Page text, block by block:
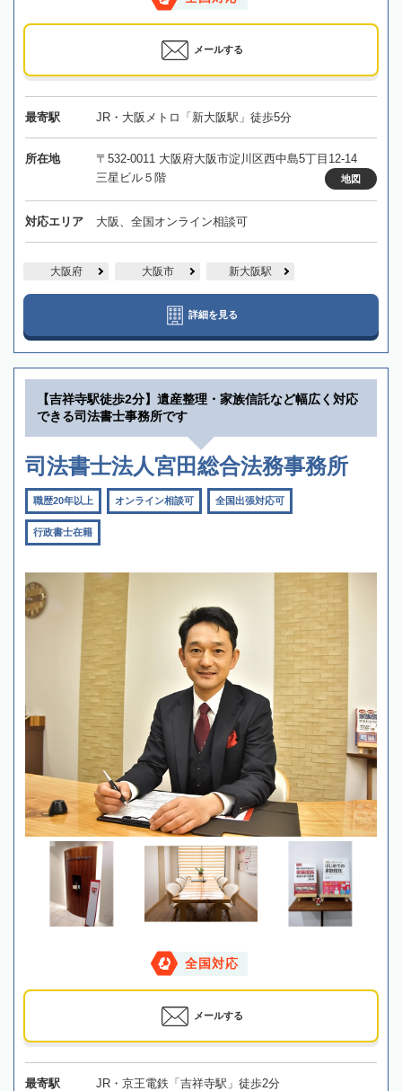
メールする
最寄駅 JR・大阪メトロ「新大阪駅」徒歩5分
所在地
〒532-0011 大阪府大阪市淀川区西中島5丁目12-14
三星ビル５階
地図
対応エリア 大阪、全国オンライン相談可
大阪府 大阪市 新大阪駅
詳細を見る
【吉祥寺駅徒歩2分】遺産整理・家族信託など幅広く対応
できる司法書士事務所です
司法書士法人宮田総合法務事務所
職歴20年以上 オンライン相談可 全国出張対応可
行政書士在籍
全国対応
メールする
最寄駅 JR・京王電鉄「吉祥寺駅」徒歩2分